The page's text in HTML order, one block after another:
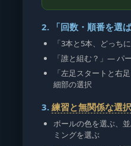
2. 「回数・順番を選ば
「3本と5本、どっち
「誰と組む？」— パ
「左足スタートと右
細部の選択
3. 練習と無関係な選択
ボールの色を選ぶ、
ミングを選ぶ